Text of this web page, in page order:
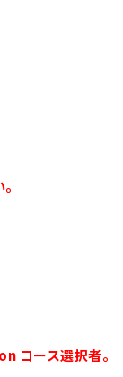
コース選択者。